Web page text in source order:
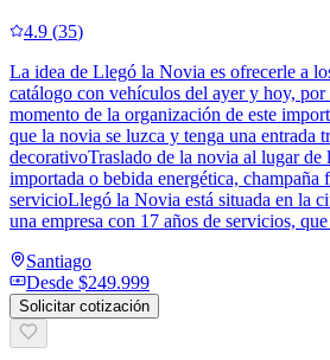
4.9 (35)
La idea de Llegó la Novia es ofrecerle a
catálogo con vehículos del ayer y hoy, por
momento de la organización de este
que la novia se luzca y tenga una
decorativoTraslado de la novia al lugar
importada o bebida energética,
servicioLlegó la Novia está situada en la
una empresa con 17 años de servicios,
Santiago
Desde $249.999
Solicitar cotización